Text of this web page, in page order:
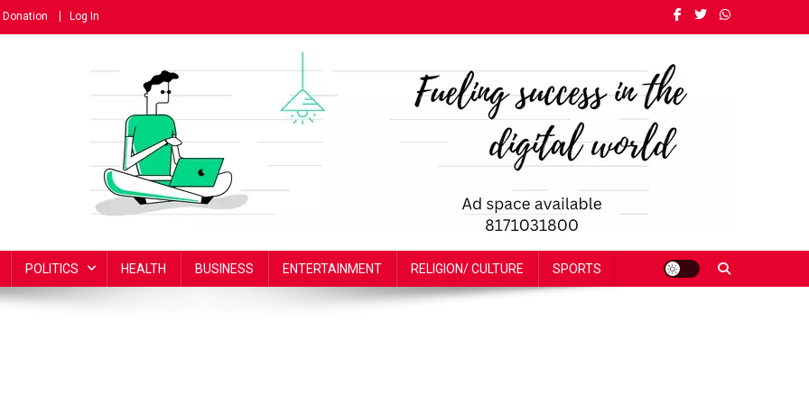
Donation Log In
POLITICS HEALTH BUSINESS ENTERTAINMENT RELIGION/ CULTURE SPORTS